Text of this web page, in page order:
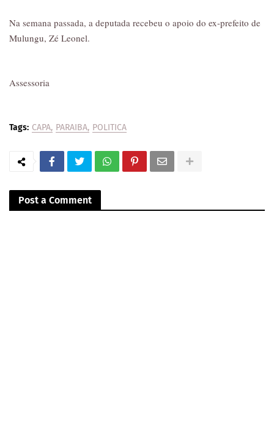
Na semana passada, a deputada recebeu o apoio do ex-prefeito de
Mulungu, Zé Leonel.
Assessoria
Tags: CAPA PARAIBA POLITICA
Post a Comment